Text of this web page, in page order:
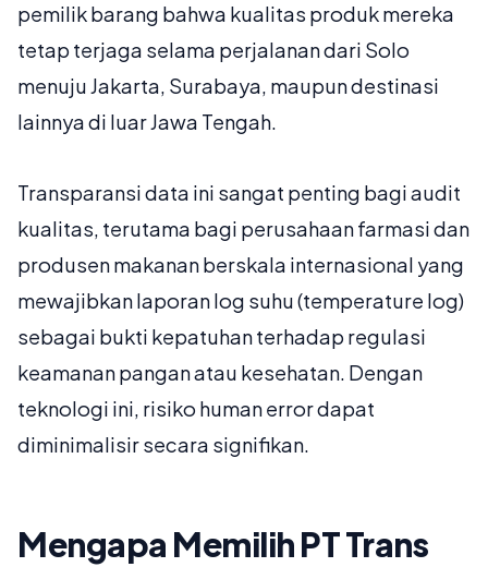
pemilik barang bahwa kualitas produk mereka
tetap terjaga selama perjalanan dari Solo
menuju Jakarta, Surabaya, maupun destinasi
lainnya di luar Jawa Tengah.
Transparansi data ini sangat penting bagi audit
kualitas, terutama bagi perusahaan farmasi dan
produsen makanan berskala internasional yang
mewajibkan laporan log suhu (temperature log)
sebagai bukti kepatuhan terhadap regulasi
keamanan pangan atau kesehatan. Dengan
teknologi ini, risiko human error dapat
diminimalisir secara signifikan.
Mengapa Memilih PT Trans